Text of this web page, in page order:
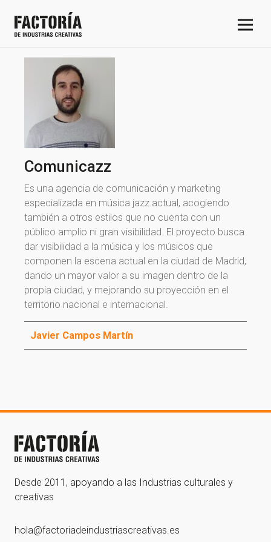
¡Gracias por suscribirte a
Comunicazz
Es una agencia de comunicación y marketing
especializada en música jazz actual, acogiendo
también a otros estilos que no cuenta con un
público amplio ni gran visibilidad. El proyecto busca
dar visibilidad a la música y los músicos que
componen la escena actual en la ciudad de Madrid,
dando un mayor valor a su imagen dentro de la
propia ciudad, y mejorando su proyección en el
territorio nacional e internacional.
Javier Campos Martín
Desde 2011, apoyando a las Industrias culturales y
creativas
hola@factoriadeindustriascreativas.es